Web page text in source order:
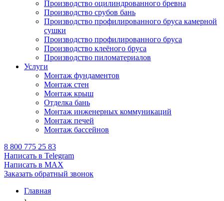
Производство оцилиндрованного бревна
Производство срубов бань
Производство профилированного бруса камерной
сушки
Производство профилированного бруса
Производство клеёного бруса
Производство пиломатериалов
Услуги
Монтаж фундаментов
Монтаж стен
Монтаж крыш
Отделка бань
Монтаж инженерных коммуникаций
Монтаж печей
Монтаж бассейнов
8 800 775 25 83
Написать в Telegram
Написать в MAX
Заказать обратный звонок
Главная